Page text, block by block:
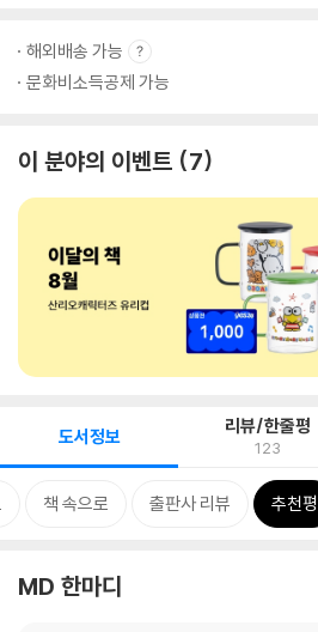
해외배송 가능
문화비소득공제 가능
이 분야의 이벤트 7
도서정보 리뷰/한줄평
123
책 속으로 출판사 리뷰 추천평
MD 한마디